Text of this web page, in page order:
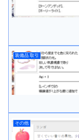
装備品 取引
その他